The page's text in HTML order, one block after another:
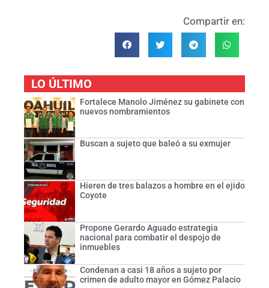
Compartir en:
LO ÚLTIMO
Fortalece Manolo Jiménez su gabinete con
nuevos nombramientos
Buscan a sujeto que baleó a su exmujer
Hieren de tres balazos a hombre en el ejido
Coyote
Propone Gerardo Aguado estrategia
nacional para combatir el despojo de
inmuebles
Condenan a casi 18 años a sujeto por
crimen de adulto mayor en Gómez Palacio